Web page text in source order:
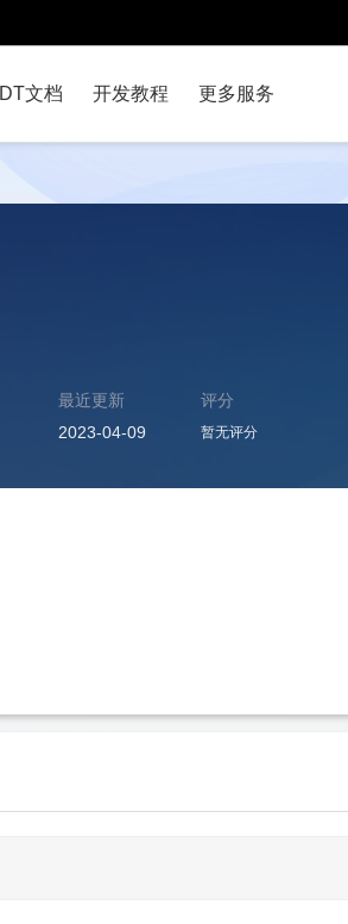
DT文档 开发教程 更多服务
最近更新
2023-04-09
评分
暂无评分